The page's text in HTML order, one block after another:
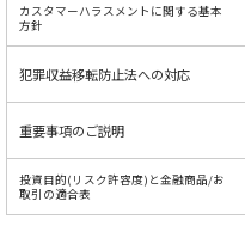
カスタマーハラスメントに関する基本
方針
犯罪収益移転防止法への対応
重要事項のご説明
投資目的(リスク許容度)と金融商品/お
取引の適合表